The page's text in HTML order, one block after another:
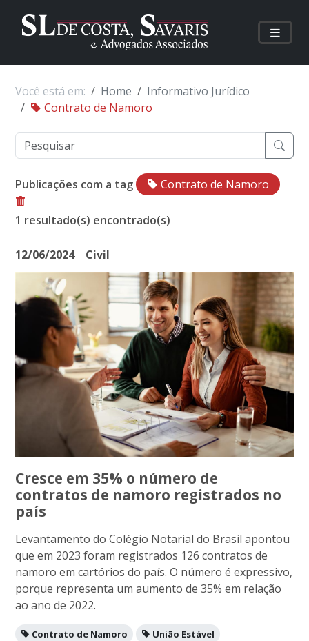
Você está em: Home
Informativo Jurídico
Contrato de Namoro
Publicações com a tag Contrato de Namoro
1 resultado(s) encontrado(s)
12/06/2024 Civil
Cresce em 35% o número de
contratos de namoro registrados no
país
Levantamento do Colégio Notarial do Brasil apontou
que em 2023 foram registrados 126 contratos de
namoro em cartórios do país. O número é expressivo,
porque representa um aumento de 35% em relação
ao ano de 2022.
Contrato de Namoro União Estável